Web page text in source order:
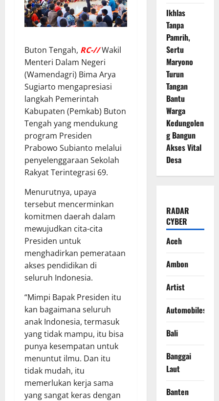
Buton Tengah, RC-//Wakil
Menteri Dalam Negeri
(Wamendagri) Bima Arya
Sugiarto mengapresiasi
langkah Pemerintah
Kabupaten (Pemkab) Buton
Tengah yang mendukung
program Presiden
Prabowo Subianto melalui
penyelenggaraan Sekolah
Rakyat Terintegrasi 69.
Menurutnya, upaya
tersebut mencerminkan
komitmen daerah dalam
mewujudkan cita-cita
Presiden untuk
menghadirkan pemerataan
akses pendidikan di
seluruh Indonesia.
“Mimpi Bapak Presiden itu
kan bagaimana seluruh
anak Indonesia, termasuk
yang tidak mampu, itu bisa
punya kesempatan untuk
menuntut ilmu. Dan itu
tidak mudah, itu
memerlukan kerja sama
yang sangat keras dengan
Ikhlas
Tanpa
Pamrih,
Sertu
Maryono
Turun
Tangan
Bantu
Warga
Kedungolen
g Bangun
Akses Vital
Desa
RADAR
CYBER
Aceh
Ambon
Artist
Automobiles
Bali
Banggai
Laut
Banten